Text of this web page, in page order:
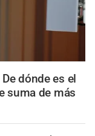
De dónde es el
suma de más